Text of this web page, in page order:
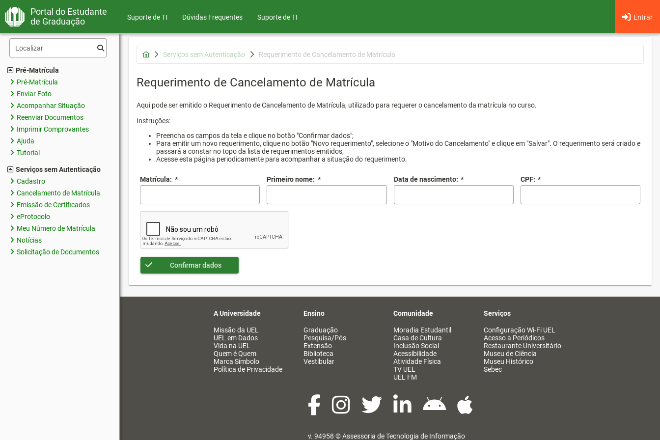
Portal do Estudante
de Graduação
Suporte de TI Dúvidas Frequentes Entrar
Suporte de TI
Pré-Matrícula
Pré-Matrícula
Enviar Foto
Acompanhar Situação
Reenviar Documentos
Imprimir Comprovantes
Ajuda
Tutorial
Serviços sem Autenticação
Cadastro
Cancelamento de Matrícula
Emissão de Certificados
eProtocolo
Meu Número de Matrícula
Notícias
Solicitação de Documentos
Serviços sem Autenticação Requerimento de Cancelamento de Matrícula
Requerimento de Cancelamento de Matrícula
Aqui pode ser emitido o Requerimento de Cancelamento de Matrícula, utilizado para requerer o cancelamento da matrícula no curso.
Instruções:
Preencha os campos da tela e clique no botão "Confirmar dados";
Para emitir um novo requerimento, clique no botão "Novo requerimento", selecione o "Motivo do Cancelamento" e clique em "Salvar". O requerimento será criado e
passará a constar no topo da lista de requerimentos emitidos;
Acesse esta página periodicamente para acompanhar a situação do requerimento.
Matrícula: * Primeiro nome: * Data de nascimento: * CPF: *
Confirmar dados
A Universidade
Missão da UEL
UEL em Dados
Vida na UEL
Quem é Quem
Marca Símbolo
Política de Privacidade
Ensino
Graduação
Pesquisa/Pós
Extensão
Biblioteca
Vestibular
Comunidade
Moradia Estudantil
Casa de Cultura
Inclusão Social
Acessibilidade
Atividade Física
TV UEL
UEL FM
Serviços
Configuração Wi-Fi UEL
Acesso a Periódicos
Restaurante Universitário
Museu de Ciência
Museu Histórico
Sebec
v. 94958 ©Assessoria de Tecnologia de Informação